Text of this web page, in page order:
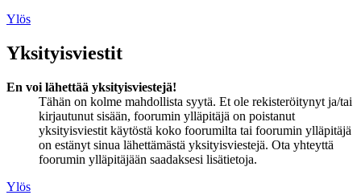
Ylös
Yksityisviestit
En voi lähettää yksityisviestejä!
Tähän on kolme mahdollista syytä. Et ole rekisteröitynyt ja/tai
kirjautunut sisään, foorumin ylläpitäjä on poistanut
yksityisviestit käytöstä koko foorumilta tai foorumin ylläpitäjä
on estänyt sinua lähettämästä yksityisviestejä. Ota yhteyttä
foorumin ylläpitäjään saadaksesi lisätietoja.
Ylös